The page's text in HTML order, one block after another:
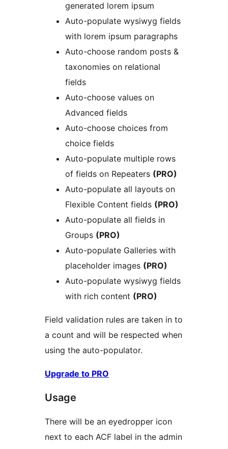
generated lorem ipsum
Auto-populate wysiwyg fields
with lorem ipsum paragraphs
Auto-choose random posts &
taxonomies on relational
fields
Auto-choose values on
Advanced fields
Auto-choose choices from
choice fields
Auto-populate multiple rows
of fields on Repeaters (PRO)
Auto-populate all layouts on
Flexible Content fields (PRO)
Auto-populate all fields in
Groups (PRO)
Auto-populate Galleries with
placeholder images (PRO)
Auto-populate wysiwyg fields
with rich content (PRO)
Field validation rules are taken in to
a count and will be respected when
using the auto-populator.
Upgrade to PRO
Usage
There will be an eyedropper icon
next to each ACF label in the admin